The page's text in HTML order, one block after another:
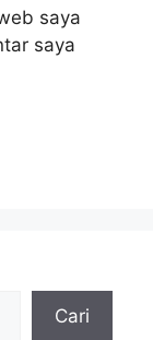
saya
saya
Cari